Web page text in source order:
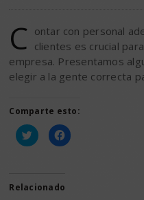
C ontar con personal
clientes es crucial
empresa. Presentamos
elegir a la gente correcta
Comparte esto:
Haz
clic
(Se
abre
Haz
clic
Relacionado